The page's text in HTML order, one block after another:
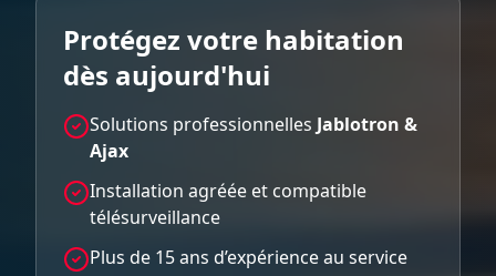
Protégez votre habitation
dès aujourd'hui
Solutions professionnelles Jablotron &
Ajax
Installation agréée et compatible
télésurveillance
Plus de 15 ans d’expérience au service